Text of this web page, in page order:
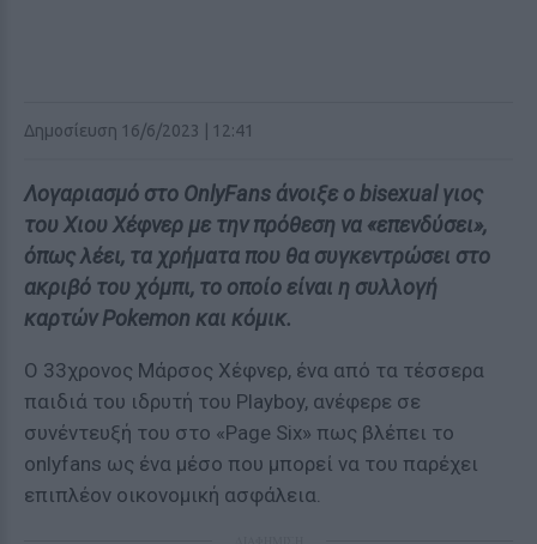
Δημοσίευση 16/6/2023 | 12:41
Λογαριασμό στο OnlyFans άνοιξε ο bisexual γιος
του Χιου Χέφνερ με την πρόθεση να «επενδύσει»,
όπως λέει, τα χρήματα που θα συγκεντρώσει στο
ακριβό του χόμπι, το οποίο είναι η συλλογή
καρτών Pokemon και κόμικ.
O 33χρονος Μάρσος Χέφνερ, ένα από τα τέσσερα
παιδιά του ιδρυτή του Playboy, ανέφερε σε
συνέντευξή του στο «Page Six» πως βλέπει το
onlyfans ως ένα μέσο που μπορεί να του παρέχει
επιπλέον οικονομική ασφάλεια.